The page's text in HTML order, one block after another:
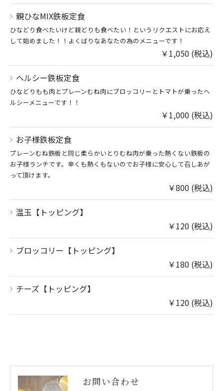
親ひなMIX鉄板定食
ひなどり食べたいけど親どりも食べたい！というリクエストにお応え
して始めました！！よくばりなあなたの為のメニューです！
￥1,050 (税込)
ヘルシー鉄板定食
ひなどりもも肉とプレーンむね肉にブロッコリーとトマトが乗ったヘ
ルシーメニューです！！
￥1,000 (税込)
お子様鉄板定食
プレーンむね鉄板と同じ柔らかいとりむね肉が乗った熱くない鉄板の
お子様ランチです。辛くも熱くもないのでお子様に安心して召しあが
って頂けます。
￥800 (税込)
温玉【トッピング】
￥120 (税込)
ブロッコリー【トッピング】
￥180 (税込)
チーズ【トッピング】
￥120 (税込)
お問い合わせ